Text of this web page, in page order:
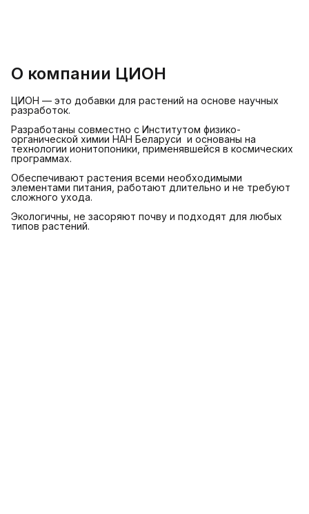
О компании ЦИОН
ЦИОН — это добавки для растений на основе научных
разработок.
Разработаны совместно с Институтом физико-
органической химии НАН Беларуси и основаны на
технологии ионитопоники, применявшейся в космических
программах.
Обеспечивают растения всеми необходимыми
элементами питания, работают длительно и не требуют
сложного ухода.
Экологичны, не засоряют почву и подходят для любых
типов растений.